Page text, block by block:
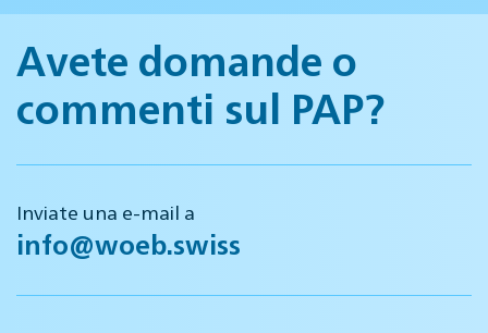
Avete domande o
commenti sul PAP?
Inviate una e-mail a
info@woeb.swiss